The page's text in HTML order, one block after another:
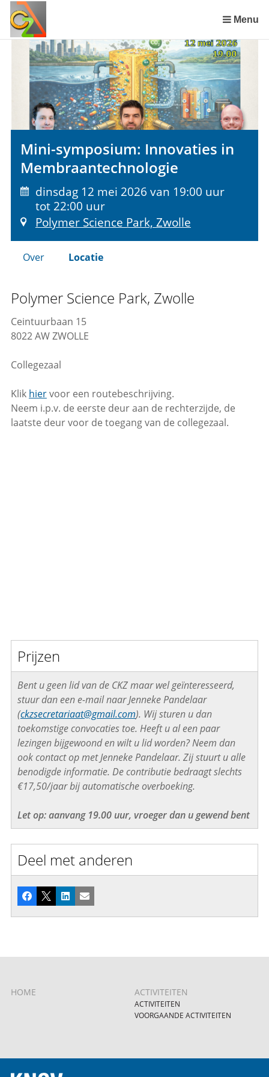
links
over
Spring
naar
de
inhoud
Spring
naar
menu
Menu
Mini-symposium: Innovaties in
Membraantechnologie
dinsdag 12 mei 2026 van 19:00 uur
tot 22:00 uur
Polymer Science Park, Zwolle
Over Locatie
Polymer Science Park, Zwolle
Ceintuurbaan 15
8022 AW ZWOLLE
Collegezaal
Klik hiervoor een routebeschrijving.
Neem i.p.v. de eerste deur aan de rechterzijde, de
laatste deur voor de toegang van de collegezaal.
Prijzen
Bent u geen lid van de CKZ maar wel geïnteresseerd,
stuur dan een e-mail naar Jenneke Pandelaar
(ckzsecretariaat@gmail.com). Wij sturen u dan
toekomstige convocaties toe. Heeft u al een paar
lezingen bijgewoond en wilt u lid worden? Neem dan
ook contact op met Jenneke Pandelaar. Zij stuurt u alle
benodigde informatie. De contributie bedraagt slechts
€17,50/jaar bij automatische overboeking.
Let op: aanvang 19.00 uur, vroeger dan u gewend bent
Deel met anderen
Facebook
X LinkedInE-mail
HOME ACTIVITEITEN
ACTIVITEITEN
VOORGAANDE ACTIVITEITEN